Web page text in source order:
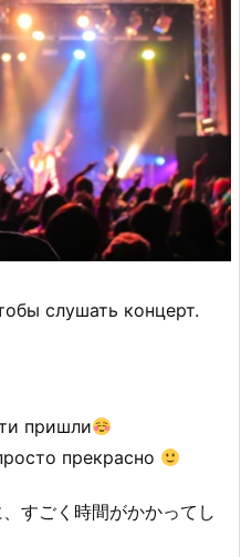
слушать концерт.
пришли
прекрасно
すごく時間がかかってし